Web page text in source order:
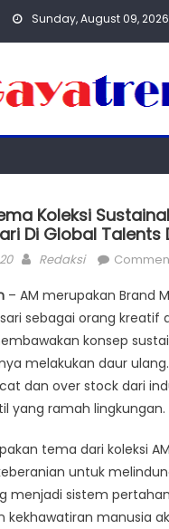
Sunday, August 09, 2026
Koleksi
Di Global Talents
Author
Redaksi
– AM merupakan Brand
sebagai orang kreatif
konsep
melakukan daur
dan over stock dari
yang ramah lingkungan.
tema dari koleksi
untuk
menjadi sistem
kekhawatiran manusia